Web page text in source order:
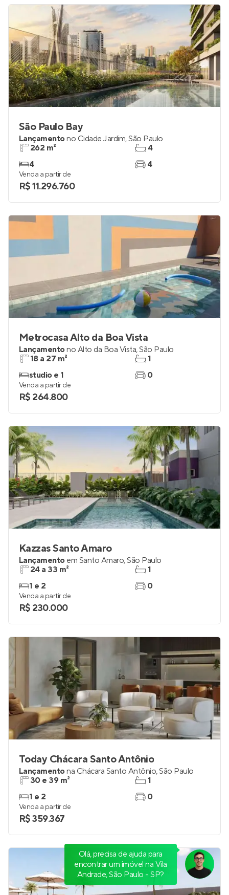
São Paulo Bay
Lançamentono Cidade Jardim,São Paulo
262 m²
4
4
4
Venda a partir de
R$ 11.296.760
Metrocasa Alto da Boa Vista
Lançamentono Alto da Boa Vista,São Paulo
18 a 27 m²
studio e 1
1
0
Venda a partir de
R$ 264.800
Kazzas Santo Amaro
Lançamento em Santo Amaro,São Paulo
24 a 33 m²
1 e 2
1
0
Venda a partir de
R$ 230.000
Today Chácara Santo Antônio
Lançamentona Chácara Santo Antônio,São Paulo
30 e 39 m²
1 e 2
1
0
Venda a partir de
R$ 359.367
Olá, precisa de ajuda para
encontrar um imóvel na Vila
Andrade, São Paulo - SP?